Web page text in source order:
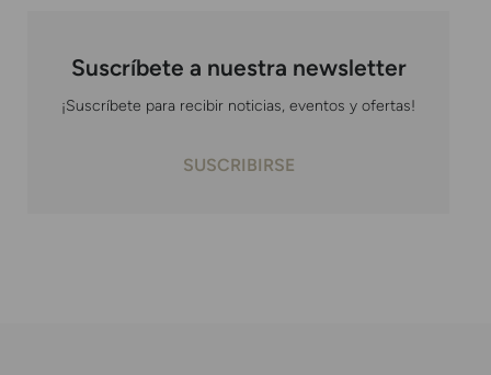
Suscríbete a nuestra newsletter
¡Suscríbete para recibir noticias, eventos y ofertas!
SUSCRIBIRSE